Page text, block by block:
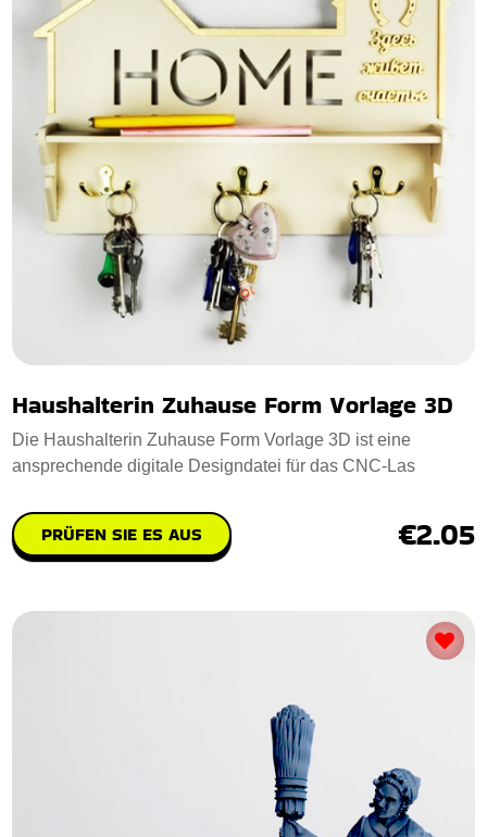
Haushalterin Zuhause Form Vorlage 3D
Die Haushalterin Zuhause Form Vorlage 3D ist eine
ansprechende digitale Designdatei für das CNC-Las
PRÜFEN SIE ES AUS €2.05